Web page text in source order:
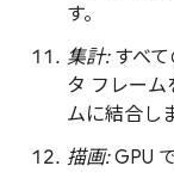
す。
集計:すべて
タ フレーム
ムに結合し
描画:GPU